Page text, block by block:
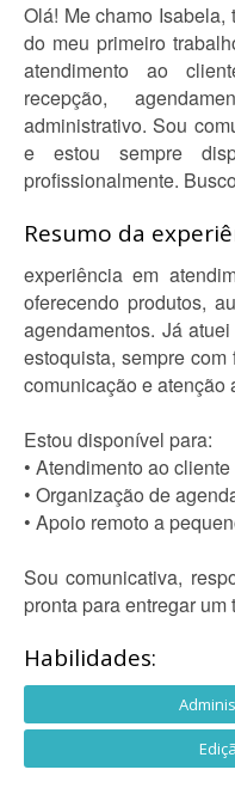
Olá! Me chamo
do meu primeiro
atendimento ao
recepção,
administrativo. Sou
e estou sempre
profissionalmente.
Resumo da
experiência em
oferecendo produtos,
agendamentos. Já
estoquista, sempre
comunicação e atenção
Estou disponível para:
• Atendimento ao
• Organização de
• Apoio remoto a
Sou comunicativa,
pronta para entregar
Habilidades: